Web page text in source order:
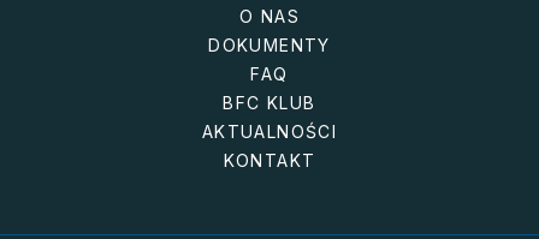
O NAS
DOKUMENTY
FAQ
BFC KLUB
AKTUALNOŚCI
KONTAKT